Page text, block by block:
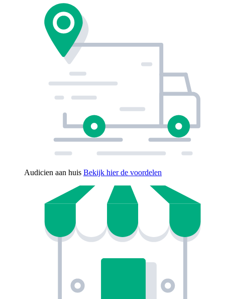
Audicien aan huis Bekijk hier de voordelen